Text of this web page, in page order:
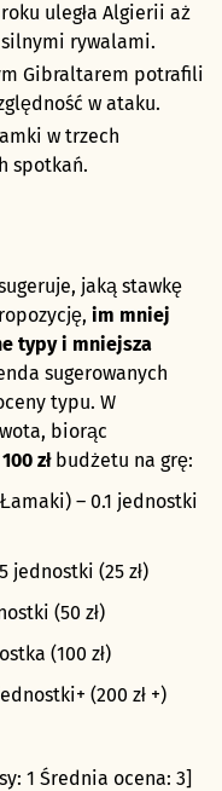
uległa Algierii aż
rywalami.
Gibraltarem potrafili
w ataku.
w trzech
spotkań.
jaką stawkę
im mniej
typy i mniejsza
sugerowanych
typu. W
biorąc
złbudżetu na grę:
– 0.1 jednostki
jednostki (25 zł)
(50 zł)
(100 zł)
(200 zł +)
1 Średnia ocena: 3]